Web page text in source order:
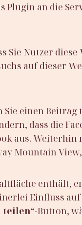
Plugin an die
Sie Nutzer
auf dieser
einen
dass die
aus.
Mountain View,
enthält,
Einfluss
teilen“-Button,